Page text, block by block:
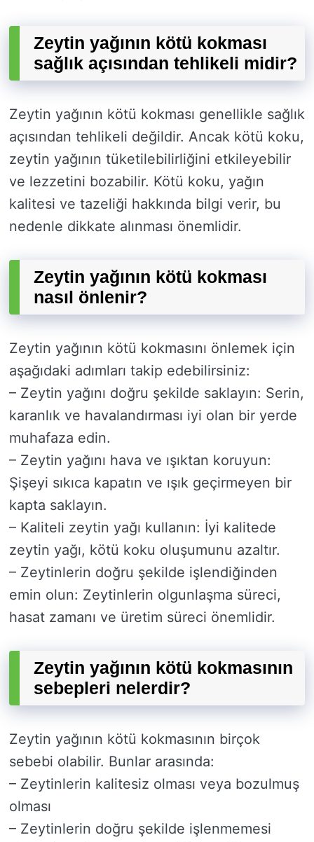
Zeytin yağının kötü kokması
sağlık açısından tehlikeli midir?
Zeytin yağının kötü kokması genellikle sağlık
açısından tehlikeli değildir. Ancak kötü koku,
zeytin yağının tüketilebilirliğini etkileyebilir
ve lezzetini bozabilir. Kötü koku, yağın
kalitesi ve tazeliği hakkında bilgi verir, bu
nedenle dikkate alınması önemlidir.
Zeytin yağının kötü kokması
nasıl önlenir?
Zeytin yağının kötü kokmasını önlemek için
aşağıdaki adımları takip edebilirsiniz:
– Zeytin yağını doğru şekilde saklayın: Serin,
karanlık ve havalandırması iyi olan bir yerde
muhafaza edin.
– Zeytin yağını hava ve ışıktan koruyun:
Şişeyi sıkıca kapatın ve ışık geçirmeyen bir
kapta saklayın.
– Kaliteli zeytin yağı kullanın: İyi kalitede
zeytin yağı, kötü koku oluşumunu azaltır.
– Zeytinlerin doğru şekilde işlendiğinden
emin olun: Zeytinlerin olgunlaşma süreci,
hasat zamanı ve üretim süreci önemlidir.
Zeytin yağının kötü kokmasının
sebepleri nelerdir?
Zeytin yağının kötü kokmasının birçok
sebebi olabilir. Bunlar arasında:
– Zeytinlerin kalitesiz olması veya bozulmuş
olması
– Zeytinlerin doğru şekilde işlenmemesi